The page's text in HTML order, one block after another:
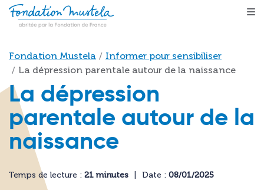
Aller au contenu principal
Fil d'Ariane
Fondation Mustela
Informer pour sensibiliser
La dépression parentale autour de la naissance
La dépression
parentale autour de la
naissance
Temps de lecture : 21 minutes Date : 08/01/2025